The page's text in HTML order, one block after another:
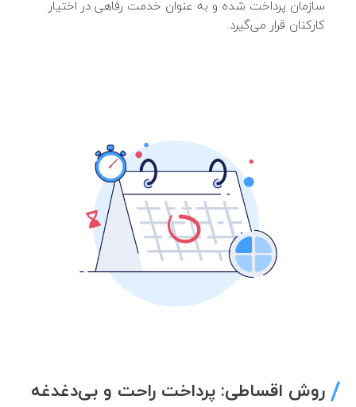
سازمان پرداخت شده و به عنوان خدمت رفاهی در اختیار
کارکنان قرار می‌گیرد.
روش اقساطی: پرداخت راحت و بی‌دغدغه